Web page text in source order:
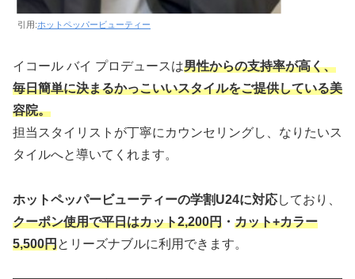
引用:ホットペッパービューティー
イコール バイ プロデュースは男性からの支持率が高く、
毎日簡単に決まるかっこいいスタイルをご提供している美
容院。
担当スタイリストが丁寧にカウンセリングし、なりたいス
タイルへと導いてくれます。
ホットペッパービューティーの学割U24に対応しており、
クーポン使用で平日はカット2,200円 ・ カット+カラー
5,500円とリーズナブルに利用できます。